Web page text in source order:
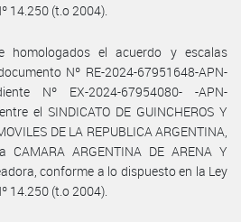
14.250 (t.o 2004).
homologados el acuerdo y escalas
Nº RE-2024-67951648-APN-
Nº EX-2024-67954080- -APN-
el SINDICATO DE GUINCHEROS Y
DE LA REPUBLICA ARGENTINA,
ARGENTINA DE ARENA Y
conforme a lo dispuesto en la Ley
14.250 (t.o 2004).